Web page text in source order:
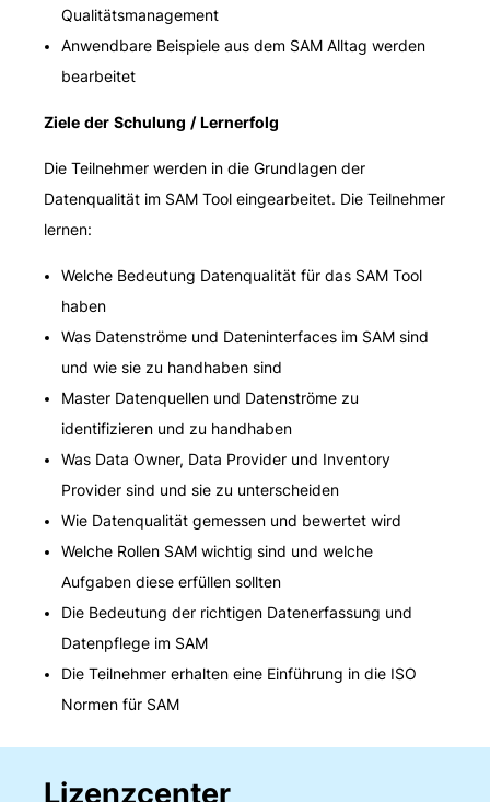
Qualitätsmanagement
Anwendbare Beispiele aus dem SAM Alltag werden
bearbeitet
Ziele der Schulung / Lernerfolg
Die Teilnehmer werden in die Grundlagen der
Datenqualität im SAM Tool eingearbeitet. Die Teilnehmer
lernen:
Welche Bedeutung Datenqualität für das SAM Tool
haben
Was Datenströme und Dateninterfaces im SAM sind
und wie sie zu handhaben sind
Master Datenquellen und Datenströme zu
identifizieren und zu handhaben
Was Data Owner, Data Provider und Inventory
Provider sind und sie zu unterscheiden
Wie Datenqualität gemessen und bewertet wird
Welche Rollen SAM wichtig sind und welche
Aufgaben diese erfüllen sollten
Die Bedeutung der richtigen Datenerfassung und
Datenpflege im SAM
Die Teilnehmer erhalten eine Einführung in die ISO
Normen für SAM
Lizenzcenter